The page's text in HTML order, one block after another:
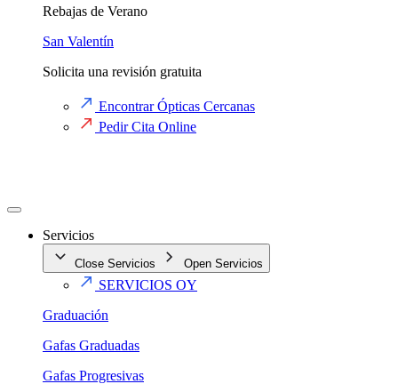
Rebajas de Verano
San Valentín
Solicita una revisión gratuita
Encontrar Ópticas Cercanas
Pedir Cita Online
Servicios
Close Servicios Open Servicios
SERVICIOS OY
Graduación
Gafas Graduadas
Gafas Progresivas